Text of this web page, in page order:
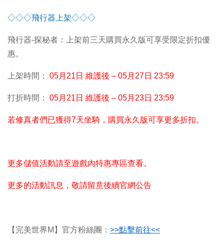
◇◇◇飛行器上架◇◇◇
飛行器-探秘者：上架前三天購買永久版可享受限定折扣優
惠。
上架時間： 05月21日 維護後 – 05月27日 23:59
打折時間： 05月21日 維護後 – 05月23日 23:59
若修真者們已獲得7天坐騎，購買永久版可享更多折扣。
更多儲值活動請至遊戲內特惠專區查看。
更多的活動訊息，敬請留意後續官網公告
【完美世界M】官方粉絲團： >>點擊前往<<